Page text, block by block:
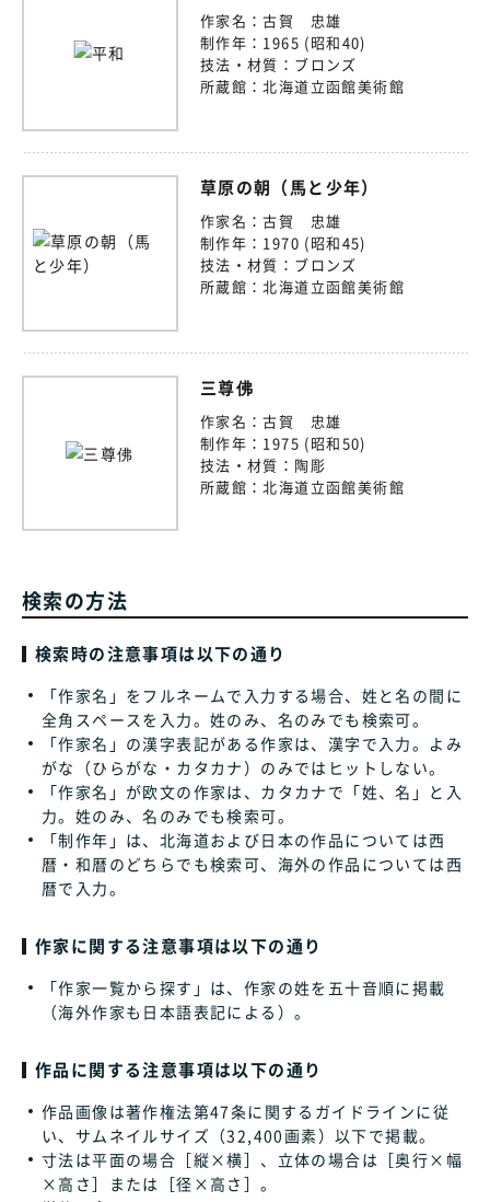
作家名：古賀 忠雄
制作年： 1965 (昭和40)
技法・材質： ブロンズ
所蔵館：北海道立函館美術館
草原の朝（馬と少年）
作家名：古賀 忠雄
制作年： 1970 (昭和45)
技法・材質： ブロンズ
所蔵館： 北海道立函館美術館
三尊佛
作家名：古賀 忠雄
制作年： 1975 (昭和50)
技法・材質： 陶彫
所蔵館： 北海道立函館美術館
検索の方法
検索時の注意事項は以下の通り
「作家名」をフルネームで入力する場合、姓と名の間に
全角スペースを入力。姓のみ、名のみでも検索可。
「作家名」の漢字表記がある作家は、漢字で入力。よみ
がな（ひらがな・カタカナ）のみではヒットしない。
「作家名」が欧文の作家は、カタカナで「姓、名」と入
力。姓のみ、名のみでも検索可。
「制作年」は、北海道および日本の作品については西
暦・和暦のどちらでも検索可、海外の作品については西
暦で入力。
作家に関する注意事項は以下の通り
「作家一覧から探す」は、作家の姓を五十音順に掲載
（海外作家も日本語表記による）。
作品に関する注意事項は以下の通り
作品画像は著作権法第47条に関するガイドラインに従
い、サムネイルサイズ（32,400画素）以下で掲載。
寸法は平面の場合［縦×横］、立体の場合は［奥行×幅
×高さ］または［径×高さ］。